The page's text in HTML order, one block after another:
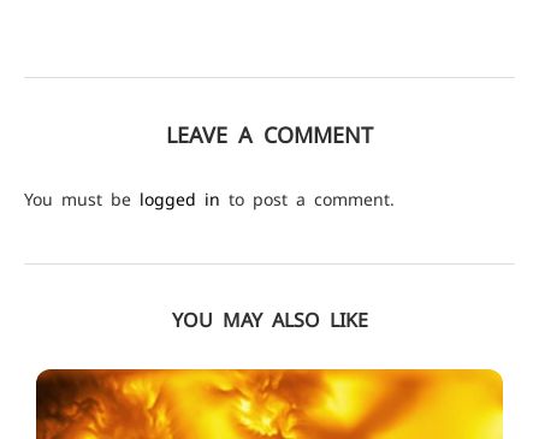
LEAVE A COMMENT
You must be logged in to post a comment.
YOU MAY ALSO LIKE